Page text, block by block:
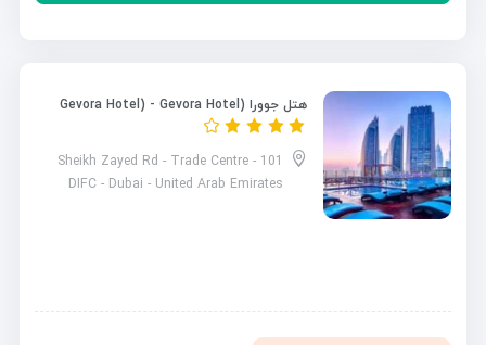
هتل جوورا (Gevora Hotel) - Gevora Hotel
101 Sheikh Zayed Rd - Trade Centre -
DIFC - Dubai - United Arab Emirates